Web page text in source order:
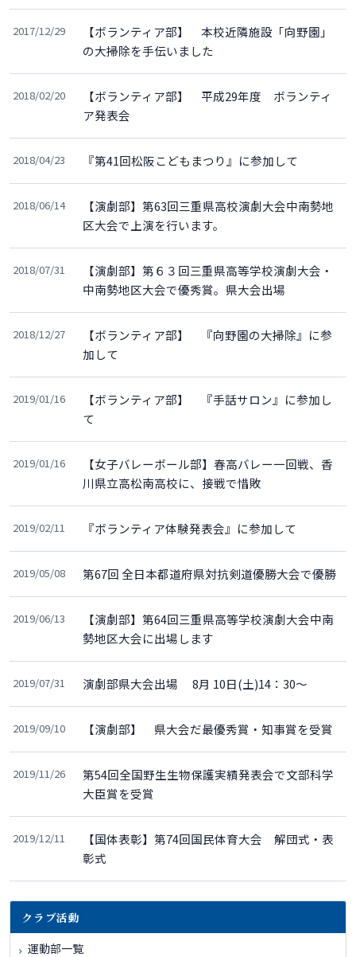
2017/12/29
【ボランティア部】 本校近隣施設「向野園」
の大掃除を手伝いました
2018/02/20
【ボランティア部】 平成29年度 ボランティ
ア発表会
2018/04/23 『第41回松阪こどもまつり』に参加して
2018/06/14
【演劇部】第63回三重県高校演劇大会中南勢地
区大会で上演を行います。
2018/07/31
【演劇部】第６３回三重県高等学校演劇大会・
中南勢地区大会で優秀賞。県大会出場
2018/12/27
【ボランティア部】 『向野園の大掃除』に参
加して
2019/01/16
【ボランティア部】 『手話サロン』に参加し
て
2019/01/16
【女子バレーボール部】春高バレー一回戦、香
川県立高松南高校に、接戦で惜敗
2019/02/11 『ボランティア体験発表会』に参加して
2019/05/08 第67回 全日本都道府県対抗剣道優勝大会で優勝
2019/06/13
【演劇部】第64回三重県高等学校演劇大会中南
勢地区大会に出場します
2019/07/31 演劇部県大会出場 8月 10日(土)14：30～
2019/09/10 【演劇部】 県大会だ最優秀賞・知事賞を受賞
2019/11/26
第54回全国野生生物保護実績発表会で文部科学
大臣賞を受賞
2019/12/11
【国体表彰】第74回国民体育大会 解団式・表
彰式
クラブ活動
運動部一覧